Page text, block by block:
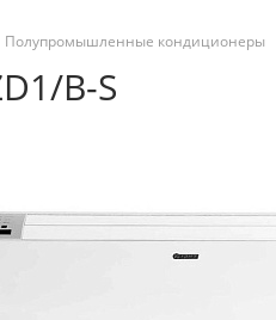
Полупромышленные кондиционеры
B-S